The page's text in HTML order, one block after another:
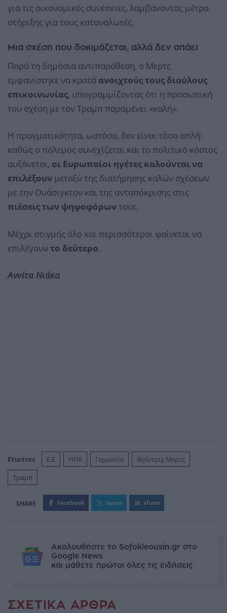
για τις οικονομικές συνέπειες, λαμβάνοντας μέτρα
στήριξης για τους καταναλωτές.
Μια σχέση που δοκιμάζεται, αλλά δεν σπάει
Παρά τη δημόσια αντιπαράθεση, ο Μερτς
εμφανίστηκε να κρατά ανοιχτούς τους διαύλους
επικοινωνίας, υπογραμμίζοντας ότι η προσωπική
του σχέση με τον Τραμπ παραμένει «καλή».
Η πραγματικότητα, ωστόσο, δεν είναι τόσο απλή:
καθώς ο πόλεμος συνεχίζεται και το πολιτικό κόστος
αυξάνεται, οι Ευρωπαίοι ηγέτες καλούνται να
επιλέξουν μεταξύ της διατήρησης καλών σχέσεων
με την Ουάσιγκτον και της ανταπόκρισης στις
πιέσεις των ψηφοφόρων τους.
Μέχρι στιγμής όλο και περισσότεροι φαίνεται να
επιλέγουντο δεύτερο.
Αννίτα Νιάκα
Ετικέτες Ε.Ε ΗΠΑ Γερμανία
Φρίντριχ Μερτς
Τραμπ
facebook tweet share
Ακολουθήστε το Sofokleousin.gr στο
Google News
και μάθετε πρώτοι όλες τις ειδήσεις
ΣΧΕΤΙΚΆ ΆΡΘΡΑ